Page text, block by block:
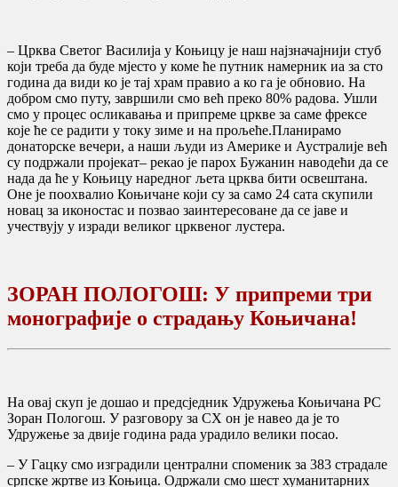
– Црква Светог Василија у Коњицу је наш најзначајнији стуб
који треба да буде мјесто у коме ће путник намерник иа за сто
година да види ко је тај храм правио а ко га је обновио. На
добром смо путу, завршили смо већ преко 80% радова. Ушли
смо у процес осликавања и припреме цркве за саме фрексе
које ће се радити у току зиме и на прољеће.Планирамо
донаторске вечери, а наши људи из Америке и Аустралије већ
су подржали пројекат– рекао је парох Бужанин наводећи да се
нада да ће у Коњицу наредног љета црква бити освештана.
Оне је поохвалио Коњичане који су за само 24 сата скупили
новац за иконостас и позвао заинтересоване да се јаве и
учествују у изради великог црквеног лустера.
ЗОРАН ПОЛОГОШ: У припреми три
монографије о страдању Коњичана!
На овај скуп је дошао и предсједник Удружења Коњичана РС
Зоран Пологош. У разговору за СХ он је навео да је то
Удружење за двије година рада урадило велики посао.
– У Гацку смо изградили централни споменик за 383 страдале
српске жртве из Коњица. Одржали смо шест хуманитарних